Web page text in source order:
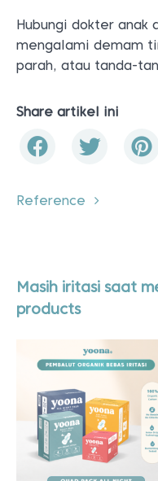
Hubungi dokter anak
mengalami demam
parah, atau tanda-
Share artikel ini
Reference
Masih iritasi saat
products